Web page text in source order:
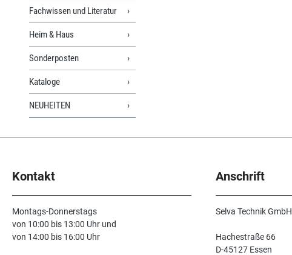
Fachwissen und Literatur
Heim & Haus
Sonderposten
Kataloge
NEUHEITEN
Kontakt
Montags-Donnerstags
von 10:00 bis 13:00 Uhr und
von 14:00 bis 16:00 Uhr
Anschrift
Selva Technik GmbH
Hachestraße 66
D-45127 Essen